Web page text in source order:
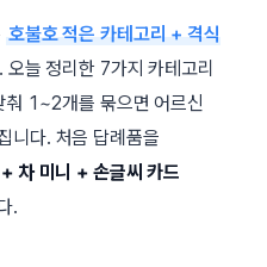
호불호 적은 카테고리 + 격식
오늘 정리한 7가지 카테고리
춰 1~2개를 묶으면 어르신
니다. 처음 답례품을
차 미니 + 손글씨 카드
.